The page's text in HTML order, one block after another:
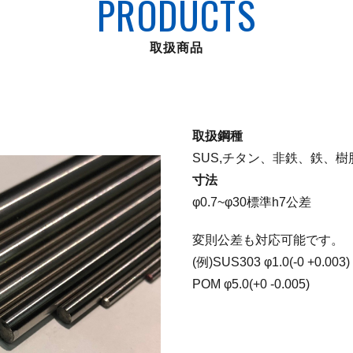
PRODUCTS
取扱商品
取扱鋼種
SUS,チタン、非鉄、鉄、樹
寸法
φ0.7~φ30標準h7公差
変則公差も対応可能です。
(例)SUS303 φ1.0(-0 +0.003)
POM φ5.0(+0 -0.005)